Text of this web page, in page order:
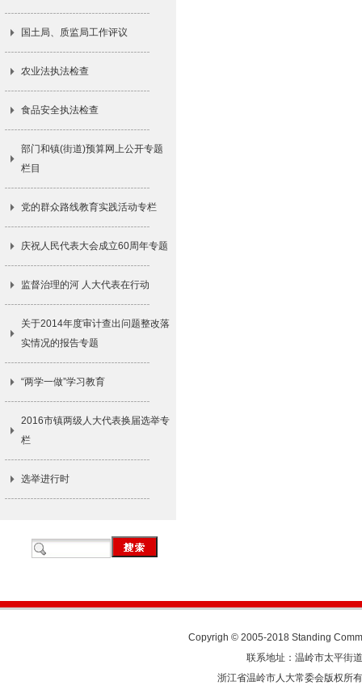
国土局、质监局工作评议
农业法执法检查
食品安全执法检查
部门和镇(街道)预算网上公开专题
栏目
党的群众路线教育实践活动专栏
庆祝人民代表大会成立60周年专题
监督治理的河 人大代表在行动
关于2014年度审计查出问题整改落
实情况的报告专题
“两学一做”学习教育
2016市镇两级人大代表换届选举专
栏
选举进行时
Copyrigh © 2005-2018 Standing
联系地址：温岭市太平
浙江省温岭市人大常委会版权所